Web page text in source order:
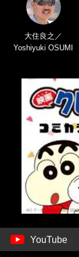
大住良之／
Yoshiyuki OSUMI
YouTube